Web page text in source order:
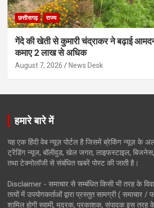
छत्तीसगढ़ राज्य
गेंदे की खेती से कुमारी चंद्राकर ने बढ़ाई
कमाए 2 लाख से अधिक
August 7, 2026 News Desk
हमारे बारे में
यह एक हिंदी वेब न्यूज़ पोर्टल है जिसमें ब्रेकिंग न्यूज़ के
ट्रेंडिंग न्यूज, बॉलीवुड, खेल जगत, लाइफस्टाइल, बिजनेस,
तथा टेक्नोलॉजी से संबंधित खबरें पोस्ट की जाती है।
Disclaimer - समाचार से सम्बंधित किसी भी तरह के
तत्वों में उपयोगकर्ताओं द्वारा प्रस्तुत सामग्री ( समाचार /
शामिल होगी स्वामी, मुद्रक, प्रकाशक, संपादक इस तरह